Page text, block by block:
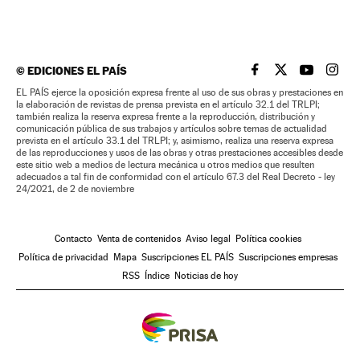
©EDICIONES EL PAÍS EL PAÍS BRASIL EN
EL PAÍSEL PAÍS
EL
EL PAÍS ejerce la oposición expresa frente al uso de sus obras y prestaciones en
la elaboración de revistas de prensa prevista en el artículo 32.1 del TRLPI;
también realiza la reserva expresa frente a la reproducción, distribución y
comunicación pública de sus trabajos y artículos sobre temas de actualidad
prevista en el artículo 33.1 del TRLPI; y, asimismo, realiza una reserva expresa
de las reproducciones y usos de las obras y otras prestaciones accesibles desde
este sitio web a medios de lectura mecánica u otros medios que resulten
adecuados a tal fin de conformidad con el artículo 67.3 del Real Decreto - ley
24/2021, de 2 de noviembre
Contacto Venta de contenidos Aviso legal
Política cookies
Política de privacidad
Mapa Suscripciones EL PAÍS Suscripciones empresas
RSS
Índice Noticias de hoy